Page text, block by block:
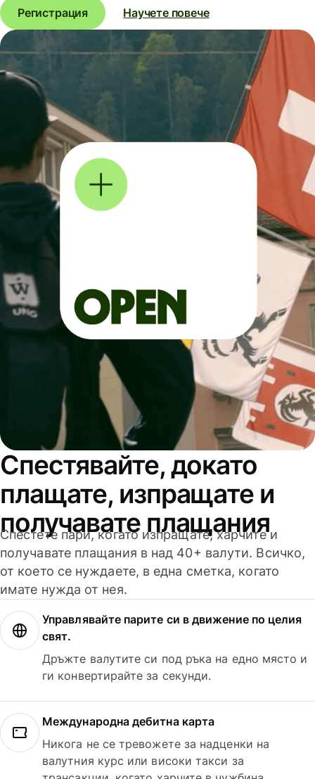
Регистрация Научете повече
Спестявайте, докато
плащате, изпращате и
получавате плащания
Спестете пари, когато изпращате, харчите и
получавате плащания в над 40+ валути. Всичко,
от което се нуждаете, в една сметка, когато
имате нужда от нея.
Управлявайте парите си в движение по целия
свят.
Дръжте валутите си под ръка на едно място и
ги конвертирайте за секунди.
Международна дебитна карта
Никога не се тревожете за надценки на
валутния курс или високи такси за